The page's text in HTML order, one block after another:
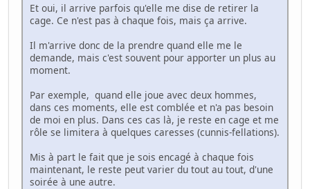
Et oui, il arrive parfois qu'elle me dise de retirer la
cage. Ce n'est pas à chaque fois, mais ça arrive.
Il m'arrive donc de la prendre quand elle me le
demande, mais c'est souvent pour apporter un plus au
moment.
Par exemple, quand elle joue avec deux hommes,
dans ces moments, elle est comblée et n'a pas besoin
de moi en plus. Dans ces cas là, je reste en cage et me
rôle se limitera à quelques caresses (cunnis-fellations).
Mis à part le fait que je sois encagé à chaque fois
maintenant, le reste peut varier du tout au tout, d'une
soirée à une autre.